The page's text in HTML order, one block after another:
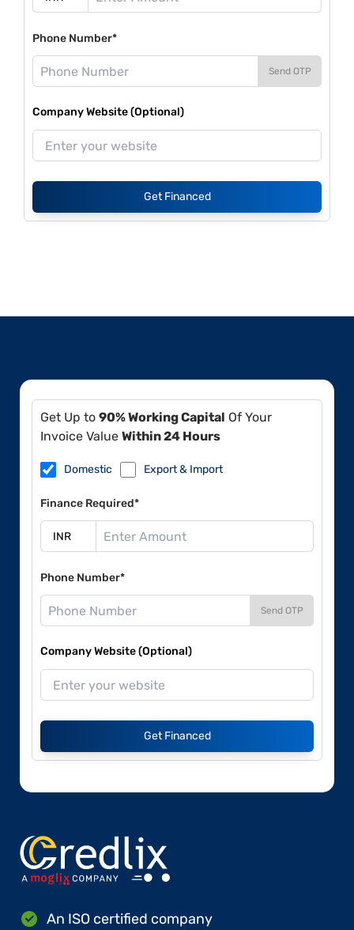
Phone Number*
Send OTP
Company Website (Optional)
Get Financed
Get Up to 90% Working Capital Of Your
Invoice Value Within 24 Hours
Domestic Export & Import
Finance Required*
Phone Number*
Send OTP
Company Website (Optional)
Get Financed
An ISO certified company